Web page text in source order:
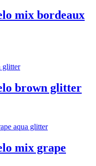
mix bordeaux
brown glitter
mix grape